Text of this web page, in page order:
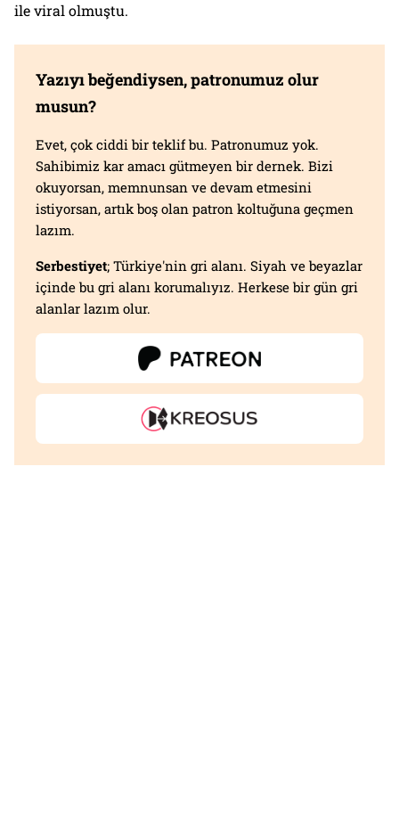
ile viral olmuştu.
Yazıyı beğendiysen, patronumuz olur
musun?
Evet, çok ciddi bir teklif bu. Patronumuz yok.
Sahibimiz kar amacı gütmeyen bir dernek. Bizi
okuyorsan, memnunsan ve devam etmesini
istiyorsan, artık boş olan patron koltuğuna geçmen
lazım.
Serbestiyet; Türkiye'nin gri alanı. Siyah ve beyazlar
içinde bu gri alanı korumalıyız. Herkese bir gün gri
alanlar lazım olur.